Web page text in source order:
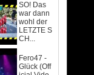
SO! Das
war dann
wohl der
LETZTE S
CH...
Fero47 -
Glück (Off